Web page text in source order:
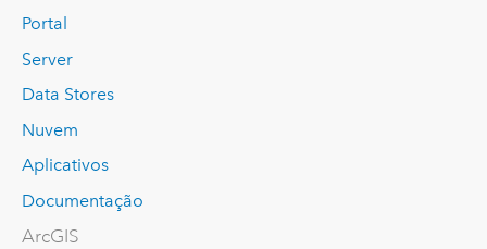
Portal
Server
Data Stores
Nuvem
Aplicativos
Documentação
ArcGIS